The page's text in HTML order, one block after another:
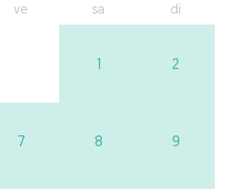
ve sa di
1 2
7 8 9